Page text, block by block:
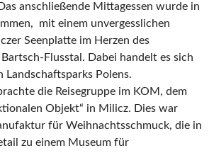
anschließende Mittagessen wurde in
mit einem unvergesslichen
Seenplatte im Herzen des
Flusstal. Dabei handelt es sich
Landschaftsparks Polens.
die Reisegruppe im KOM, dem
Objekt“ in Milicz. Dies war
für Weihnachtsschmuck, die in
zu einem Museum für